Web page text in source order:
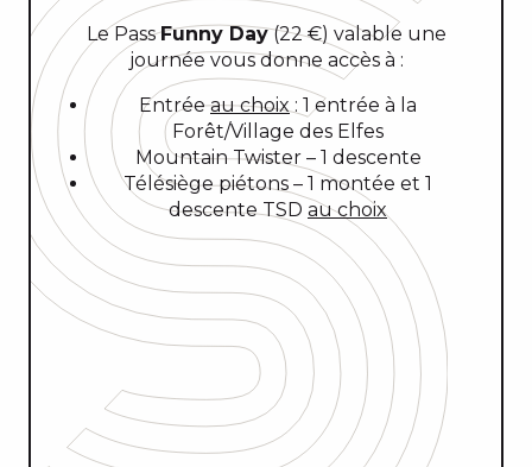
Le PassFunny Day(22 €) valable une
journée vous donne accès à :
Entréeau choix: 1 entrée à la
Forêt/Village des Elfes
Mountain Twister – 1 descente
Télésiège piétons – 1 montée et 1
descente TSD au choix